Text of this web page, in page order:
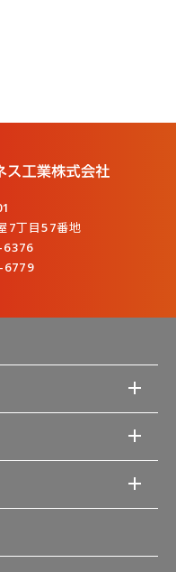
7丁目57番地
6376
6779